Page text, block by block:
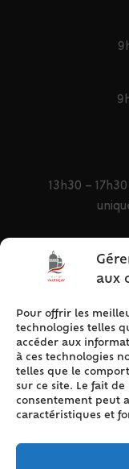
aux
Pour offrir les
technologies telles
accéder aux
à ces technologies
telles que le
sur ce site. Le fait
consentement peut
caractéristiques et
13h30 –
9h